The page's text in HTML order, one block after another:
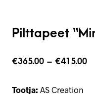
Pilttapeet
€365.00 – €415.00
Tootja: AS Creation